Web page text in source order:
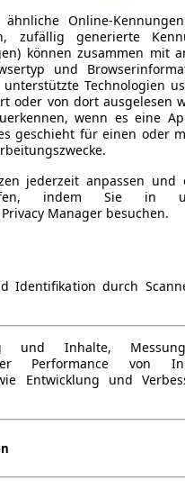
ähnliche Online-
zufällig generierte
können zusammen mit
und
Technologien
oder von dort ausgelesen
wenn es eine
geschieht für einen oder
jederzeit anpassen und
indem Sie in
Manager besuchen.
Identifikation durch
und Inhalte,
Performance von
Entwicklung und